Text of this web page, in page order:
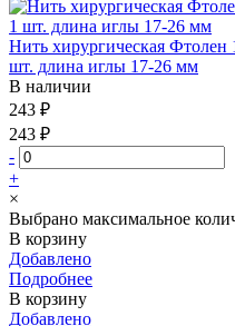
Нить хирургическая Фтолен
шт. длина иглы 17-26 мм
В наличии
243 ₽
243 ₽
-
+
×
Выбрано максимальное
В корзину
Добавлено
Подробнее
В корзину
Добавлено